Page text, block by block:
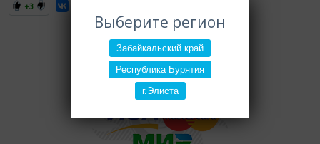
Выберите регион
Забайкальский край
Республика Бурятия
г.Элиста
+3